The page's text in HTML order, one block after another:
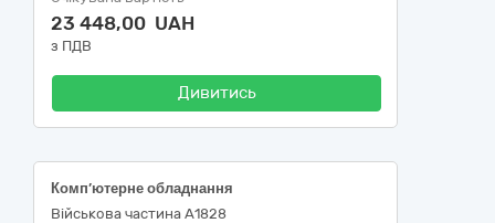
23 448,00 UAH
з ПДВ
Дивитись
Комп’ютерне обладнання
Військова частина А1828